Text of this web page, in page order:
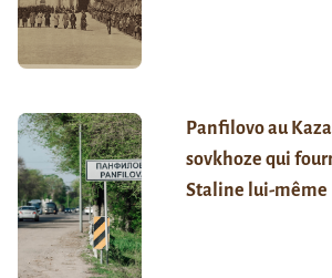
Panfilovo au
sovkhoze qui
Staline lui-même